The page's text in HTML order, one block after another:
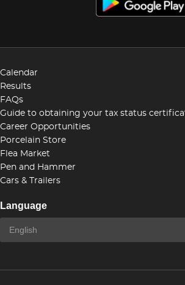
Calendar
Results
FAQs
Guide to obtaining your tax status
Career Opportunities
Porcelain Store
Flea Market
Pen and Hammer
Cars & Trailers
Language